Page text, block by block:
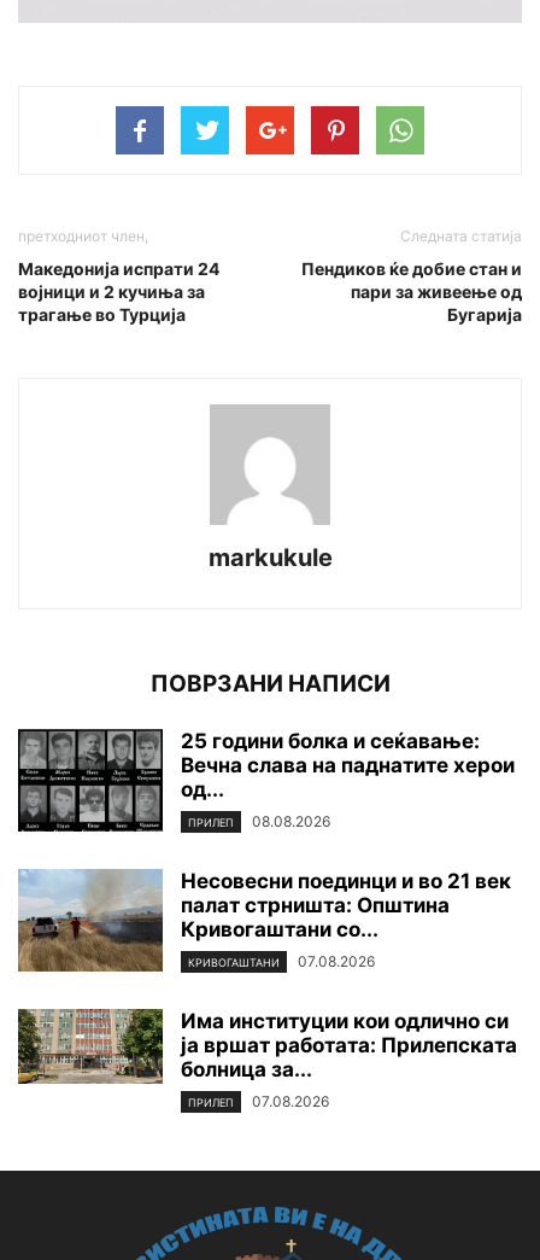
претходниот член,
Македонија испрати 24
вojници и 2 кучиња за
трагање во Турција
Следната статија
Пендиков ќе добие стан и
пари за живеење од
Бугарија
markukule
ПОВРЗАНИ НАПИСИ
25 години болка и сеќавање:
Вечна слава на паднатите xepoи
од...
ПРИЛЕП 08.08.2026
Несовесни поединци и во 21 век
палат стрништа: Општина
Кривогаштани со...
КРИВОГАШТАНИ 07.08.2026
Има институции кои одлично си
ја вршат работата: Прилепската
болница за...
ПРИЛЕП 07.08.2026